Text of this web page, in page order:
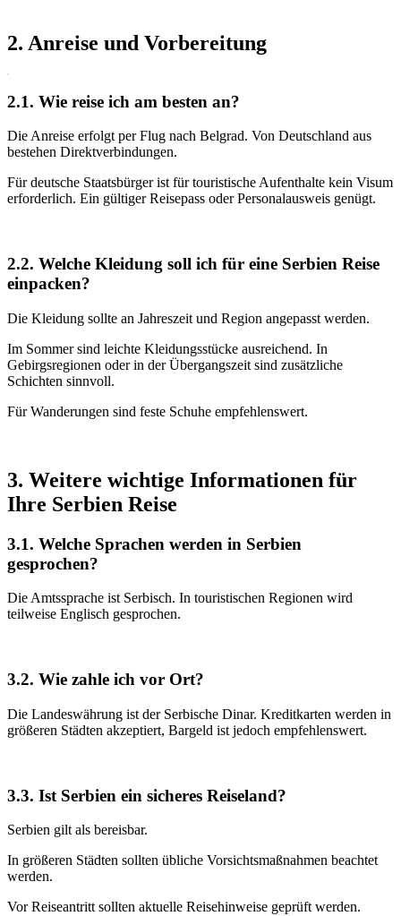
2. Anreise und Vorbereitung
2.1. Wie reise ich am besten an?
Die Anreise erfolgt per Flug nach Belgrad. Von Deutschland aus
bestehen Direktverbindungen.
Für deutsche Staatsbürger ist für touristische Aufenthalte kein Visum
erforderlich. Ein gültiger Reisepass oder Personalausweis genügt.
2.2. Welche Kleidung soll ich für eine Serbien Reise
einpacken?
Die Kleidung sollte an Jahreszeit und Region angepasst werden.
Im Sommer sind leichte Kleidungsstücke ausreichend. In
Gebirgsregionen oder in der Übergangszeit sind zusätzliche
Schichten sinnvoll.
Für Wanderungen sind feste Schuhe empfehlenswert.
3. Weitere wichtige Informationen für
Ihre Serbien Reise
3.1. Welche Sprachen werden in Serbien
gesprochen?
Die Amtssprache ist Serbisch. In touristischen Regionen wird
teilweise Englisch gesprochen.
3.2. Wie zahle ich vor Ort?
Die Landeswährung ist der Serbische Dinar. Kreditkarten werden in
größeren Städten akzeptiert, Bargeld ist jedoch empfehlenswert.
3.3. Ist Serbien ein sicheres Reiseland?
Serbien gilt als bereisbar.
In größeren Städten sollten übliche Vorsichtsmaßnahmen beachtet
werden.
Vor Reiseantritt sollten aktuelle Reisehinweise geprüft werden.